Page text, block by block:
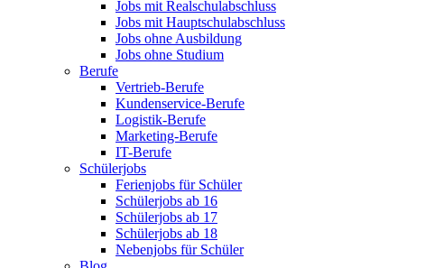
Jobs mit Realschulabschluss
Jobs mit Hauptschulabschluss
Jobs ohne Ausbildung
Jobs ohne Studium
Berufe
Vertrieb-Berufe
Kundenservice-Berufe
Logistik-Berufe
Marketing-Berufe
IT-Berufe
Schülerjobs
Ferienjobs für Schüler
Schülerjobs ab 16
Schülerjobs ab 17
Schülerjobs ab 18
Nebenjobs für Schüler